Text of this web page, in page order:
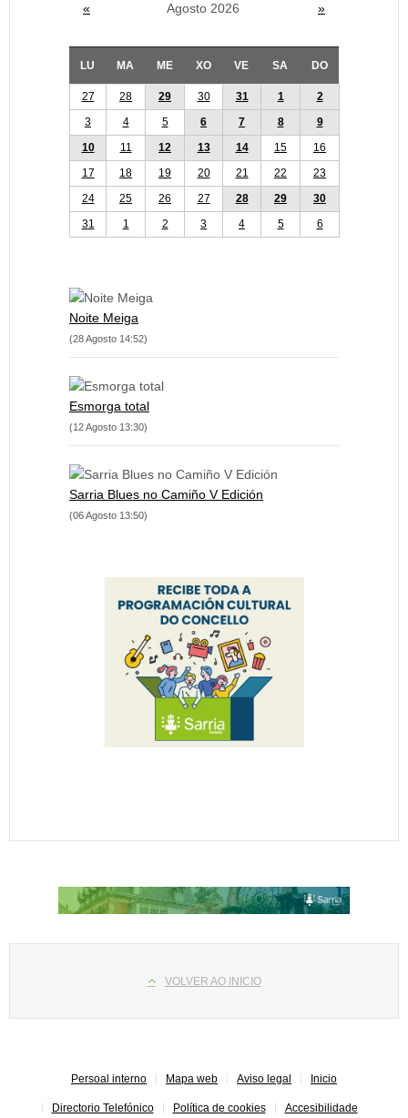
« Agosto 2026 »
LU MA ME XO VE SA DO
27 28 29 30 31 1
2
3
4 5 6 7 8
9
10
11 12 13 14 15
16
17
18 19 20 21 22
23
24
25 26 27 28 29
30
31
1 2 3 4 5 6
Noite Meiga
(28 Agosto 14:52)
Esmorga total
(12 Agosto 13:30)
Sarria Blues no Camiño V Edición
(06 Agosto 13:50)
VOLVER AO INICIO
Persoal interno Mapa web Aviso legal Inicio
Directorio Telefónico Política de cookies Accesibilidade